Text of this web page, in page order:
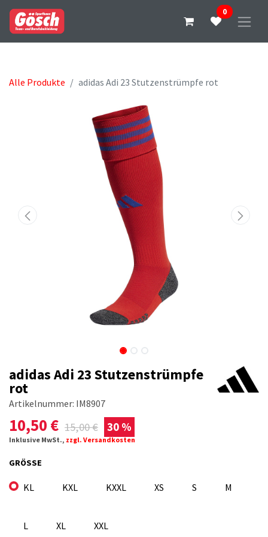
0
Alle Produkte adidas Adi 23 Stutzenstrümpfe rot
adidas Adi 23 Stutzenstrümpfe
rot
Artikelnummer: IM8907
10,50 € 15,00€ 30 %
Inklusive MwSt., zzgl. Versandkosten
GRÖSSE
KL KXL KXXL XS S M
L XL XXL